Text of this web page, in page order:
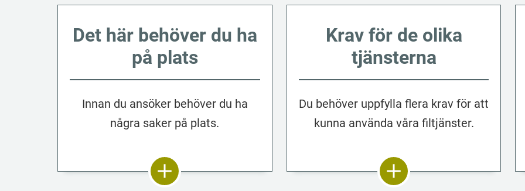
Det här behöver du ha
på plats
Innan du ansöker behöver du ha
några saker på plats.
Krav för de olika
tjänsterna
Du behöver uppfylla flera krav för att
kunna använda våra filtjänster.